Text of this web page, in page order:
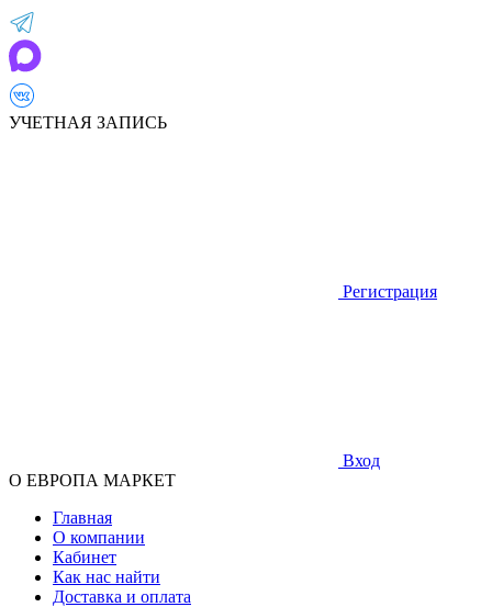
УЧЕТНАЯ ЗАПИСЬ
Регистрация
Вход
О ЕВРОПА МАРКЕТ
Главная
О компании
Кабинет
Как нас найти
Доставка и оплата